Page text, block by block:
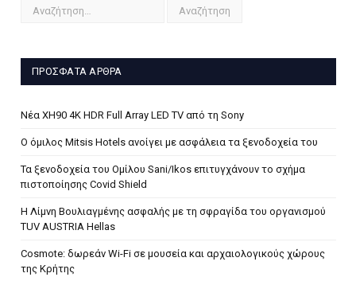
ΠΡΌΣΦΑΤΑ ΆΡΘΡΑ
Νέα XH90 4K HDR Full Array LED TV από τη Sony
Ο όμιλος Mitsis Hotels ανοίγει με ασφάλεια τα ξενοδοχεία του
Τα ξενοδοχεία του Ομίλου Sani/Ikos επιτυγχάνουν το σχήμα
πιστοποίησης Covid Shield
H Λίμνη Βουλιαγμένης ασφαλής με τη σφραγίδα του οργανισμού
TUV AUSTRIA Hellas
Cosmote: δωρεάν Wi-Fi σε μουσεία και αρχαιολογικούς χώρους
της Κρήτης